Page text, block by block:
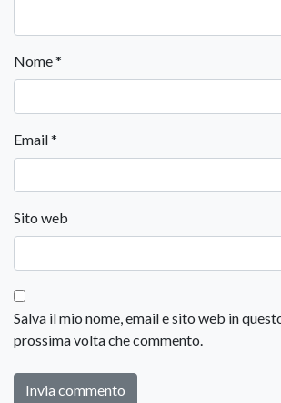
Nome*
Email*
Sito web
Salva il mio nome, email e sito web in
prossima volta che commento.